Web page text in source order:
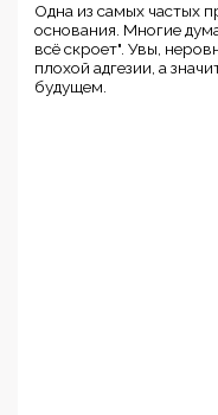
Одна из самых частых
основания. Многие
всё скроет". Увы,
плохой адгезии, а
будущем.